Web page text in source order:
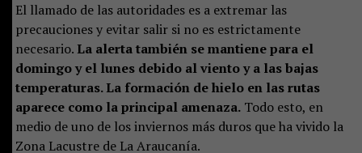
El llamado de las autoridades es a extremar las
precauciones y evitar salir si no es estrictamente
necesario. La alerta también se mantiene para el
domingo y el lunes debido al viento y a las bajas
temperaturas. La formación de hielo en las rutas
aparece como la principal amenaza.Todo esto, en
medio de uno de los inviernos más duros que ha vivido la
Zona Lacustre de La Araucanía.